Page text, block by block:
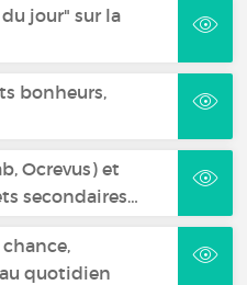
jour" sur la
bonheurs,
Ocrevus) et
secondaires…
quotidien